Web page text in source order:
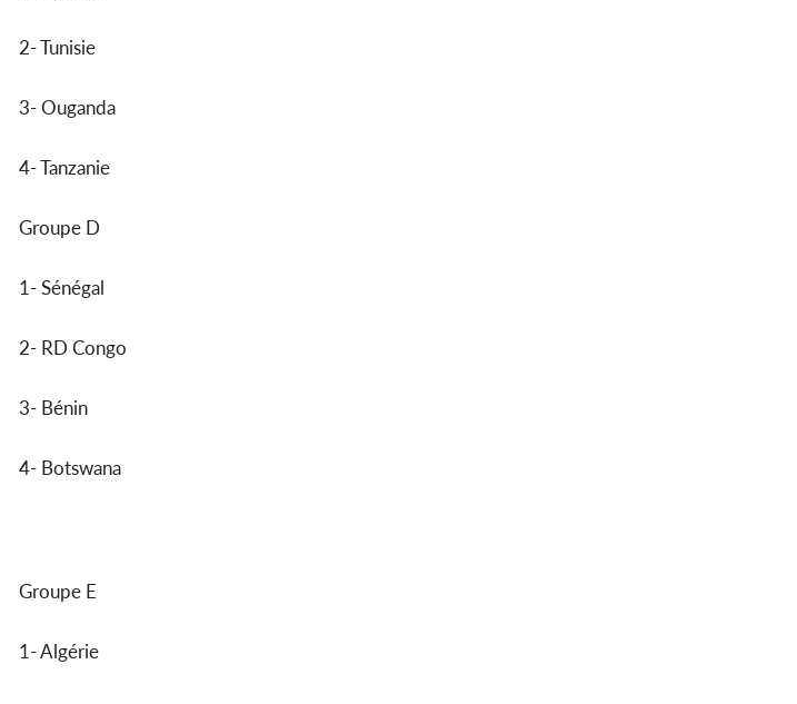
2- Tunisie
3- Ouganda
4- Tanzanie
Groupe D
1- Sénégal
2- RD Congo
3- Bénin
4- Botswana
Groupe E
1- Algérie